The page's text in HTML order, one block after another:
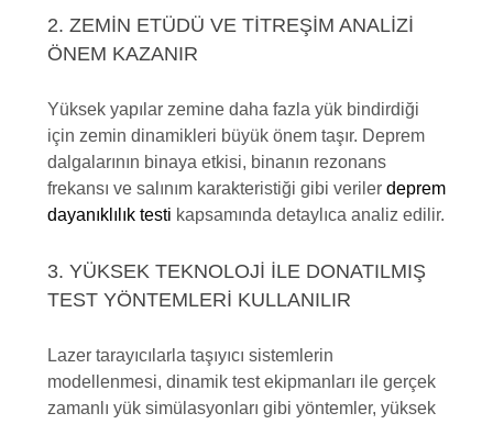
2. ZEMIN ETÜDÜ VE TITREŞIM ANALIZI
ÖNEM KAZANIR
Yüksek yapılar zemine daha fazla yük bindirdiği
için zemin dinamikleri büyük önem taşır. Deprem
dalgalarının binaya etkisi, binanın rezonans
frekansı ve salınım karakteristiği gibi veriler deprem
dayanıklılık testi kapsamında detaylıca analiz edilir.
3. YÜKSEK TEKNOLOJI ILE DONATILMIŞ
TEST YÖNTEMLERI KULLANILIR
Lazer tarayıcılarla taşıyıcı sistemlerin
modellenmesi, dinamik test ekipmanları ile gerçek
zamanlı yük simülasyonları gibi yöntemler, yüksek